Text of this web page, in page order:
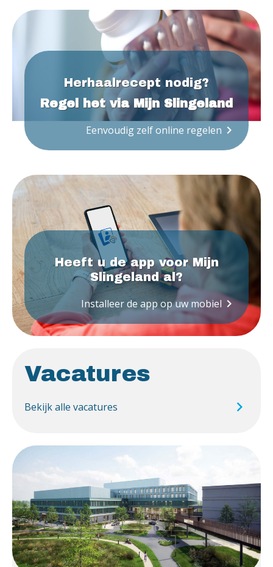
Herhaalrecept nodig?
Regel het via Mijn Slingeland
Eenvoudig zelf online regelen keyboard_arrow_right
Heeft u de app voor Mijn
Slingeland al?
Installeer de app op uw mobiel keyboard_arrow_right
Vacatures
Bekijk alle vacatures